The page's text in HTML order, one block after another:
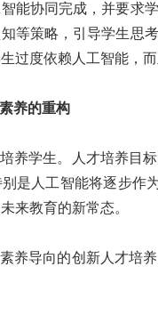
能协同完成，并要求
等策略，引导学生思
过度依赖人工智能，
养的重构
养学生。人才培养目
是人工智能将逐步作
来教育的新常态。
养导向的创新人才培